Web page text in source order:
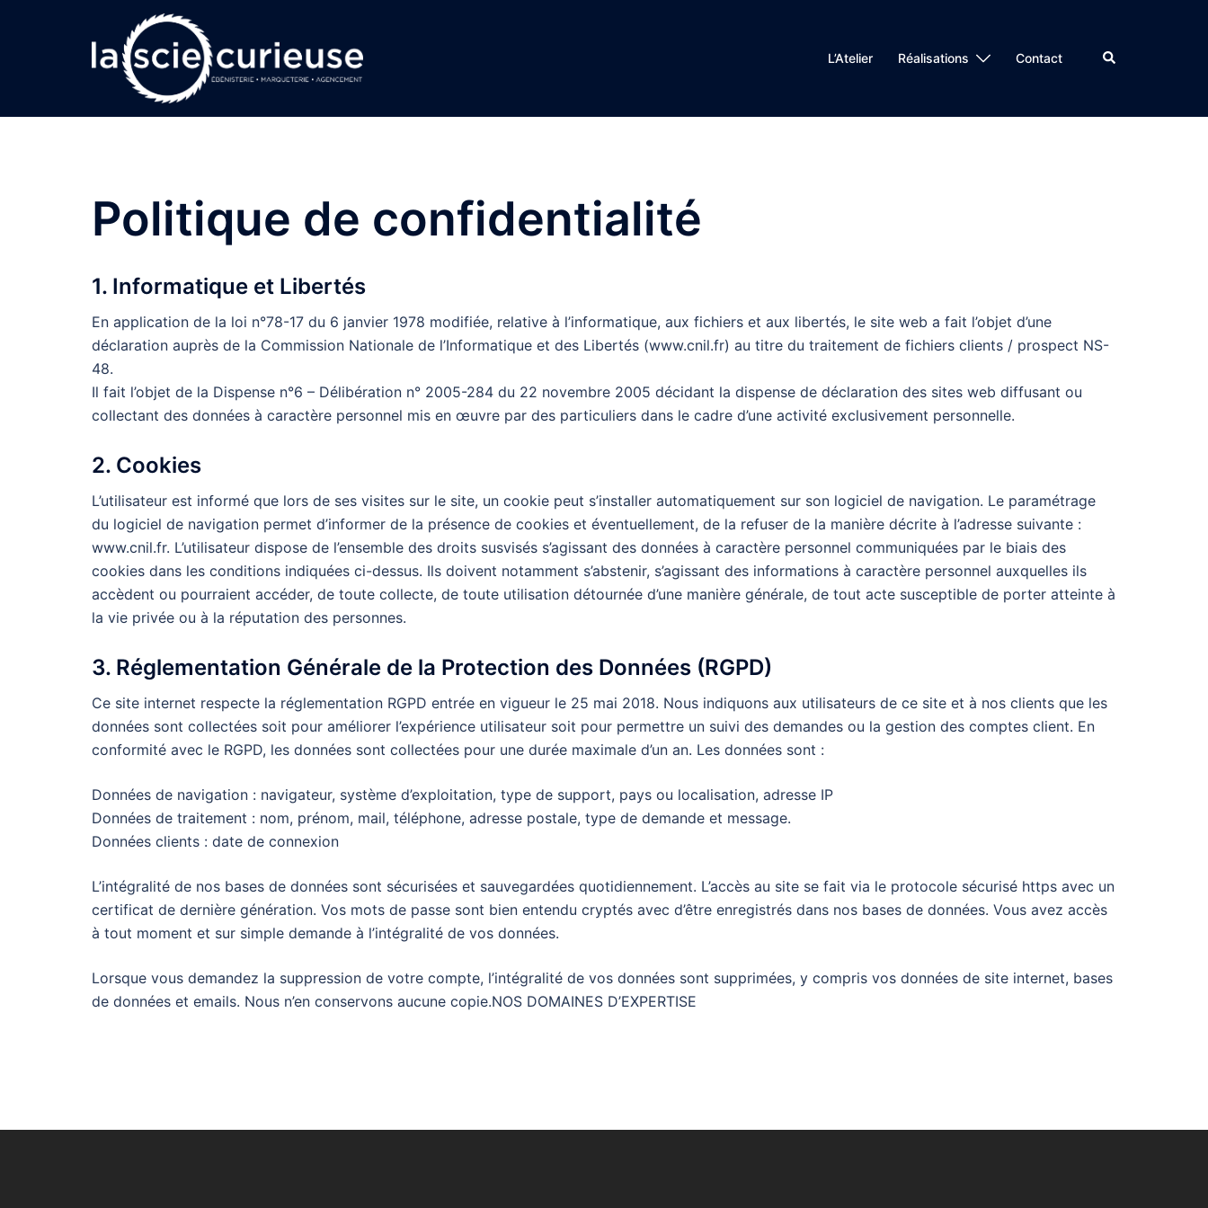
L’Atelier Réalisations Contact Rechercher
Politique de confidentialité
1. Informatique et Libertés
En application de la loi n°78-17 du 6 janvier 1978 modifiée, relative à l’informatique, aux fichiers et aux libertés, le site web a fait l’objet d’une
déclaration auprès de la Commission Nationale de l’Informatique et des Libertés (www.cnil.fr) au titre du traitement de fichiers clients / prospect NS-
48.
Il fait l’objet de la Dispense n°6 – Délibération n° 2005-284 du 22 novembre 2005 décidant la dispense de déclaration des sites web diffusant ou
collectant des données à caractère personnel mis en œuvre par des particuliers dans le cadre d’une activité exclusivement personnelle.
2. Cookies
L’utilisateur est informé que lors de ses visites sur le site, un cookie peut s’installer automatiquement sur son logiciel de navigation. Le paramétrage
du logiciel de navigation permet d’informer de la présence de cookies et éventuellement, de la refuser de la manière décrite à l’adresse suivante :
www.cnil.fr. L’utilisateur dispose de l’ensemble des droits susvisés s’agissant des données à caractère personnel communiquées par le biais des
cookies dans les conditions indiquées ci-dessus. Ils doivent notamment s’abstenir, s’agissant des informations à caractère personnel auxquelles ils
accèdent ou pourraient accéder, de toute collecte, de toute utilisation détournée d’une manière générale, de tout acte susceptible de porter atteinte à
la vie privée ou à la réputation des personnes.
3. Réglementation Générale de la Protection des Données (RGPD)
Ce site internet respecte la réglementation RGPD entrée en vigueur le 25 mai 2018. Nous indiquons aux utilisateurs de ce site et à nos clients que les
données sont collectées soit pour améliorer l’expérience utilisateur soit pour permettre un suivi des demandes ou la gestion des comptes client. En
conformité avec le RGPD, les données sont collectées pour une durée maximale d’un an. Les données sont :
Données de navigation : navigateur, système d’exploitation, type de support, pays ou localisation, adresse IP
Données de traitement : nom, prénom, mail, téléphone, adresse postale, type de demande et message.
Données clients : date de connexion
L’intégralité de nos bases de données sont sécurisées et sauvegardées quotidiennement. L’accès au site se fait via le protocole sécurisé https avec un
certificat de dernière génération. Vos mots de passe sont bien entendu cryptés avec d’être enregistrés dans nos bases de données. Vous avez accès
à tout moment et sur simple demande à l’intégralité de vos données.
Lorsque vous demandez la suppression de votre compte, l’intégralité de vos données sont supprimées, y compris vos données de site internet, bases
de données et emails. Nous n’en conservons aucune copie.NOS DOMAINES D’EXPERTISE